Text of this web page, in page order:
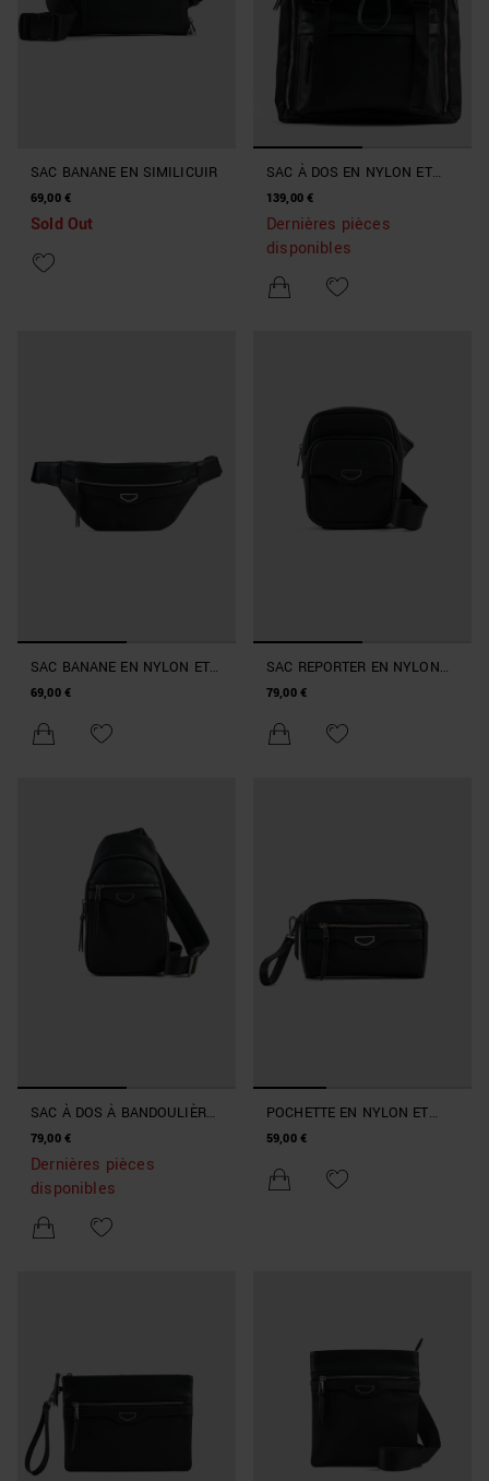
SAC BANANE EN SIMILICUIR
69,00 €
Sold Out
SAC À DOS EN NYLON ET
SIMILICUIR
139,00 €
Dernières pièces
disponibles
SAC BANANE EN NYLON ET
SIMILICUIR
69,00 €
SAC REPORTER EN NYLON
ET SIMILICUIR
79,00 €
SAC À DOS À BANDOULIÈRE
EN NYLON ET SIMILICUIR
79,00 €
Dernières pièces
disponibles
POCHETTE EN NYLON ET
SIMILICUIR
59,00 €